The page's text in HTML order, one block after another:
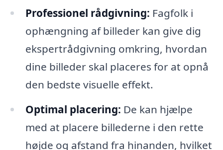
Professionel rådgivning: Fagfolk i
ophængning af billeder kan give dig
ekspertrådgivning omkring, hvordan
dine billeder skal placeres for at opnå
den bedste visuelle effekt.
Optimal placering: De kan hjælpe
med at placere billederne i den rette
højde og afstand fra hinanden, hvilket